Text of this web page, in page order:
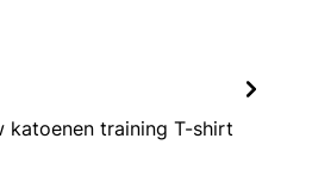
katoenen training T-shirt